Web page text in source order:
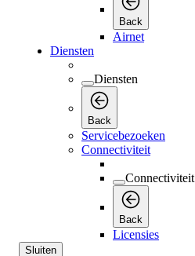
Back
Airnet
Diensten
Diensten
Back
Servicebezoeken
Connectiviteit
Connectiviteit
Back
Licensies
Sluiten